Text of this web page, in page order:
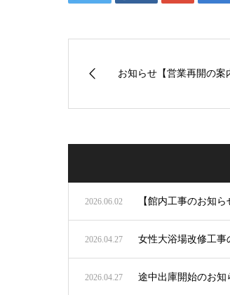
お知らせ【営業再開の案
2026.06.02 【館内工事のお知ら
2026.04.27 女性大浴場改修工
2026.04.27 途中出庫開始のお知